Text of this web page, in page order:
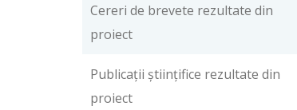
Cereri de brevete rezultate din
proiect
Publicaţii ştiinţifice rezultate din
proiect